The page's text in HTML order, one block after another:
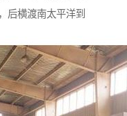
后横渡南太平洋到